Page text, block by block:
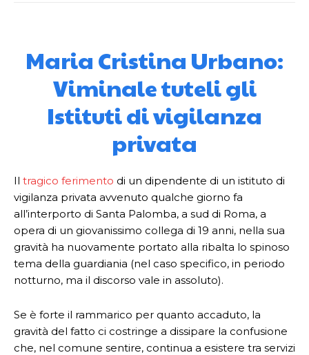
Maria Cristina Urbano:
Viminale tuteli gli
Istituti di vigilanza
privata
Il tragico ferimento di un dipendente di un istituto di
vigilanza privata avvenuto qualche giorno fa
all’interporto di Santa Palomba, a sud di Roma, a
opera di un giovanissimo collega di 19 anni, nella sua
gravità ha nuovamente portato alla ribalta lo spinoso
tema della guardiania (nel caso specifico, in periodo
notturno, ma il discorso vale in assoluto).
Se è forte il rammarico per quanto accaduto, la
gravità del fatto ci costringe a dissipare la confusione
che, nel comune sentire, continua a esistere tra servizi